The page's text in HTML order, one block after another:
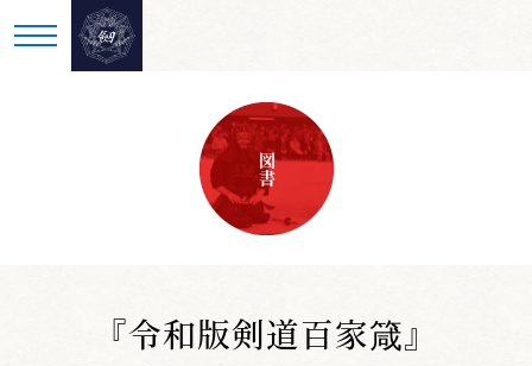
図書
『令和版剣道百家箴』